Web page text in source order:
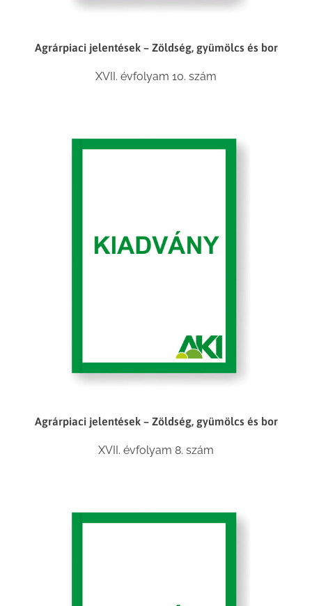
Agrárpiaci jelentések – Zöldség, gyümölcs és bor
XVII. évfolyam 10. szám
Agrárpiaci jelentések – Zöldség, gyümölcs és bor
XVII. évfolyam 8. szám